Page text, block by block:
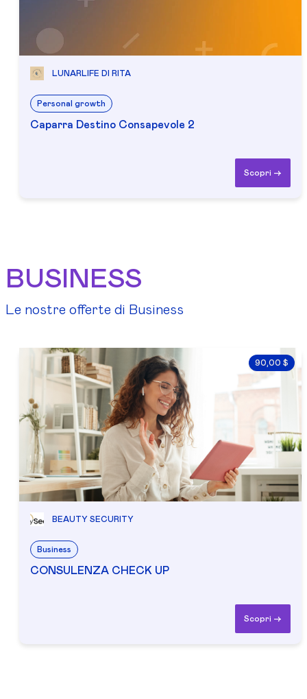
LUNARLIFE DI RITA
Personal growth
Caparra Destino Consapevole 2
Scopri ->
BUSINESS
Le nostre offerte di Business
90,00 $
BEAUTY SECURITY
Business
CONSULENZA CHECK UP
Scopri ->